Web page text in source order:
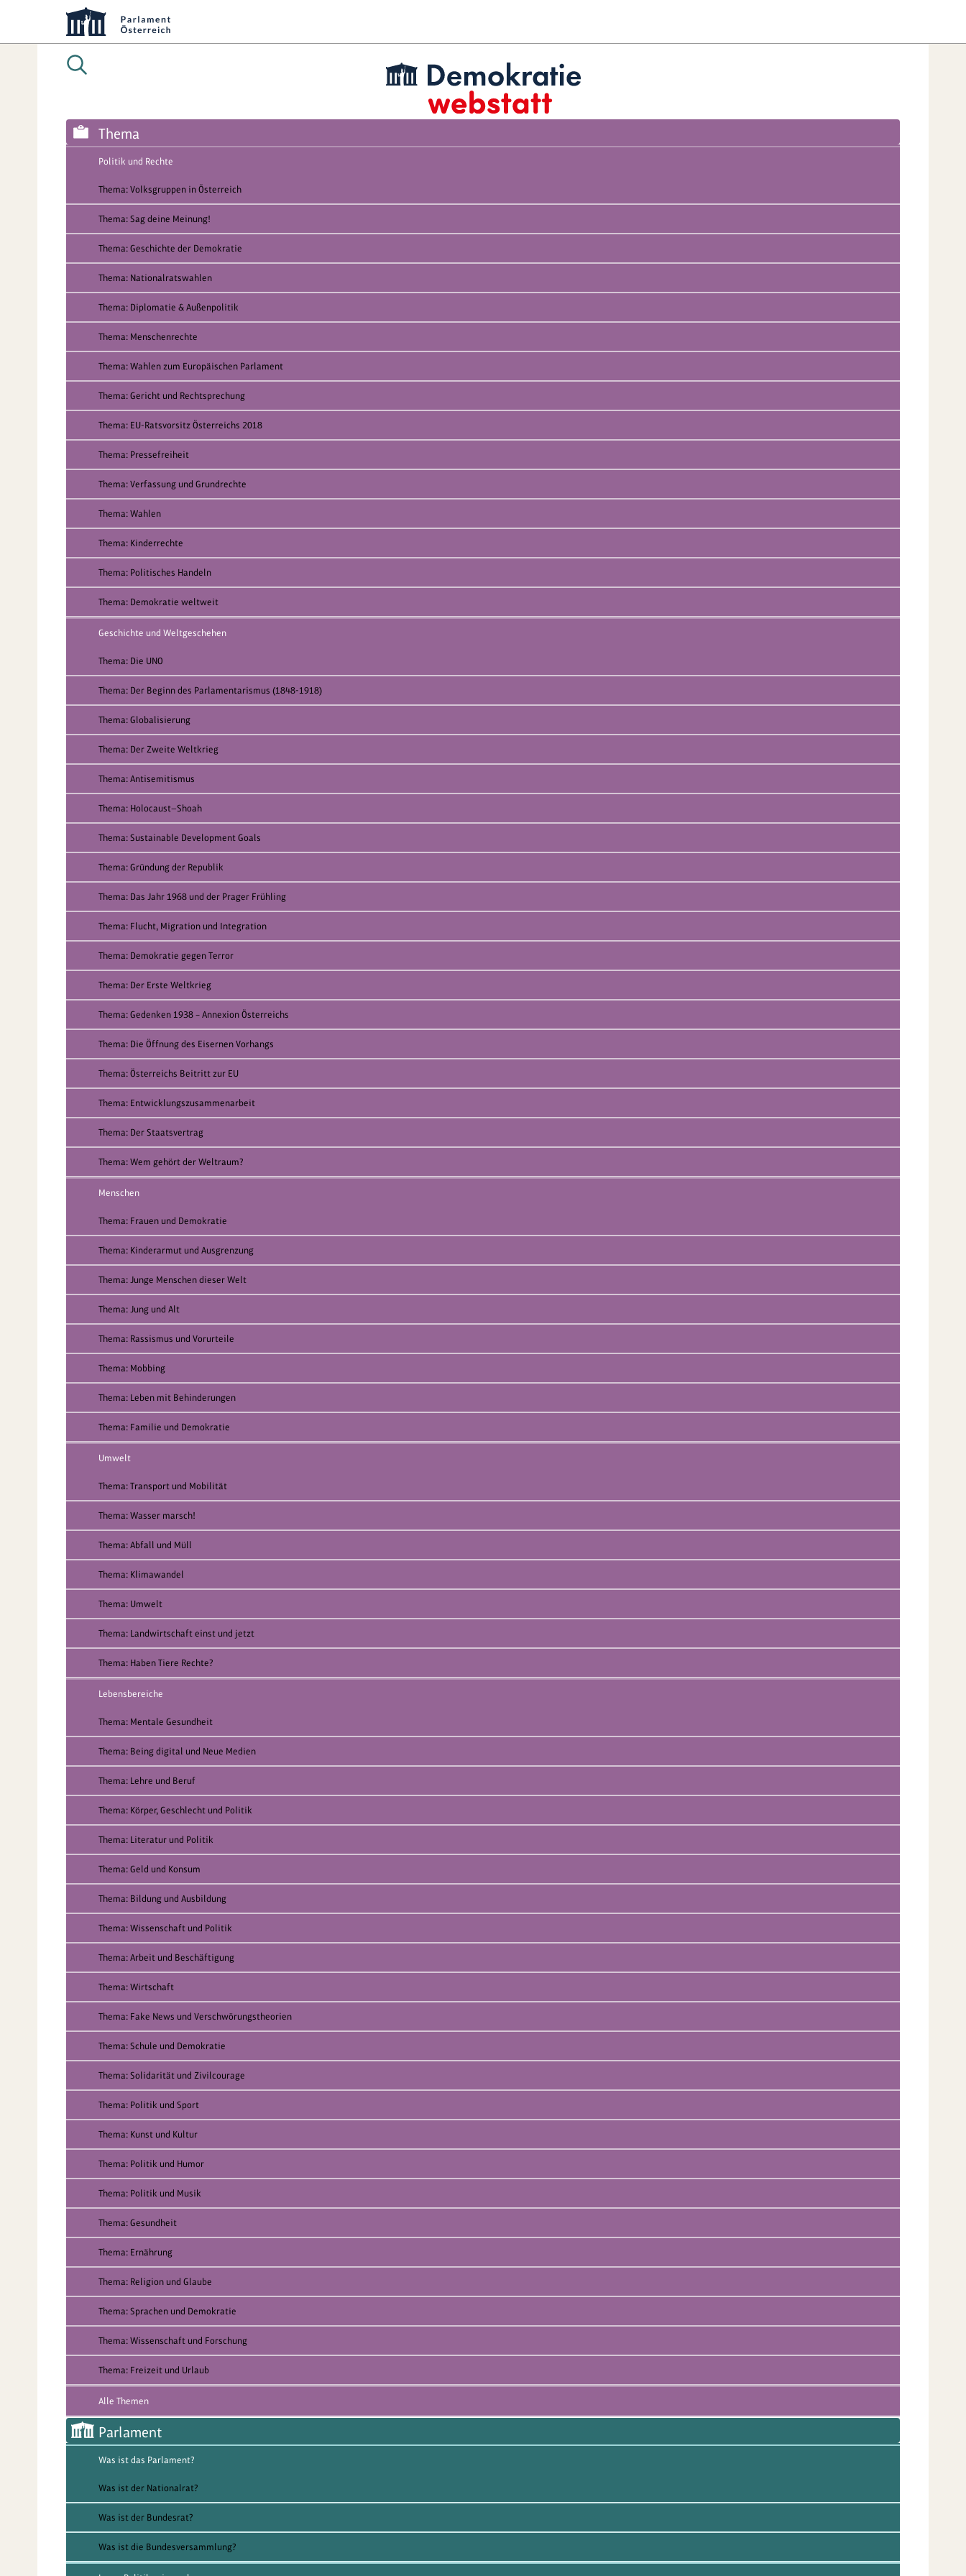
Thema
Politik und Rechte
Thema: Volksgruppen in Österreich
Thema: Sag deine Meinung!
Thema: Geschichte der Demokratie
Thema: Nationalratswahlen
Thema: Diplomatie & Außenpolitik
Thema: Menschenrechte
Thema: Wahlen zum Europäischen Parlament
Thema: Gericht und Rechtsprechung
Thema: EU-Ratsvorsitz Österreichs 2018
Thema: Pressefreiheit
Thema: Verfassung und Grundrechte
Thema: Wahlen
Thema: Kinderrechte
Thema: Politisches Handeln
Thema: Demokratie weltweit
Geschichte und Weltgeschehen
Thema: Die UNO
Thema: Der Beginn des Parlamentarismus (1848-1918)
Thema: Globalisierung
Thema: Der Zweite Weltkrieg
Thema: Antisemitismus
Thema: Holocaust—Shoah
Thema: Sustainable Development Goals
Thema: Gründung der Republik
Thema: Das Jahr 1968 und der Prager Frühling
Thema: Flucht, Migration und Integration
Thema: Demokratie gegen Terror
Thema: Der Erste Weltkrieg
Thema: Gedenken 1938 – Annexion Österreichs
Thema: Die Öffnung des Eisernen Vorhangs
Thema: Österreichs Beitritt zur EU
Thema: Entwicklungszusammenarbeit
Thema: Der Staatsvertrag
Thema: Wem gehört der Weltraum?
Menschen
Thema: Frauen und Demokratie
Thema: Kinderarmut und Ausgrenzung
Thema: Junge Menschen dieser Welt
Thema: Jung und Alt
Thema: Rassismus und Vorurteile
Thema: Mobbing
Thema: Leben mit Behinderungen
Thema: Familie und Demokratie
Umwelt
Thema: Transport und Mobilität
Thema: Wasser marsch!
Thema: Abfall und Müll
Thema: Klimawandel
Thema: Umwelt
Thema: Landwirtschaft einst und jetzt
Thema: Haben Tiere Rechte?
Lebensbereiche
Thema: Mentale Gesundheit
Thema: Being digital und Neue Medien
Thema: Lehre und Beruf
Thema: Körper, Geschlecht und Politik
Thema: Literatur und Politik
Thema: Geld und Konsum
Thema: Bildung und Ausbildung
Thema: Wissenschaft und Politik
Thema: Arbeit und Beschäftigung
Thema: Wirtschaft
Thema: Fake News und Verschwörungstheorien
Thema: Schule und Demokratie
Thema: Solidarität und Zivilcourage
Thema: Politik und Sport
Thema: Kunst und Kultur
Thema: Politik und Humor
Thema: Politik und Musik
Thema: Gesundheit
Thema: Ernährung
Thema: Religion und Glaube
Thema: Sprachen und Demokratie
Thema: Wissenschaft und Forschung
Thema: Freizeit und Urlaub
Alle Themen
Parlament
Was ist das Parlament?
Was ist der Nationalrat?
Was ist der Bundesrat?
Was ist die Bundesversammlung?